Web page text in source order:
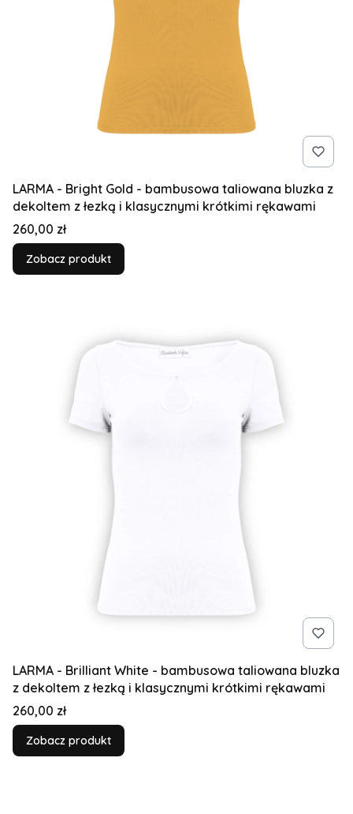
LARMA - Bright Gold - bambusowa taliowana bluzka z
dekoltem z łezką i klasycznymi krótkimi rękawami
Cena
260,00 zł
Zobacz produkt
LARMA - Brilliant White - bambusowa taliowana bluzka
z dekoltem z łezką i klasycznymi krótkimi rękawami
Cena
260,00 zł
Zobacz produkt